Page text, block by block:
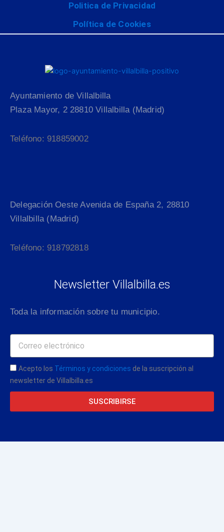
Politica de Privacidad
Política de Cookies
Ayuntamiento de Villalbilla
Plaza Mayor, 2 28810 Villalbilla (Madrid)
Teléfono: 918859002
Delegación Oeste Avenida de España 2, 28810
Villalbilla (Madrid)
Teléfono: 918792818
Newsletter Villalbilla.es
Toda la información sobre tu municipio.
Acepto los Términos y condiciones de la suscripción al
newsletter de Villalbilla.es
SUSCRIBIRSE